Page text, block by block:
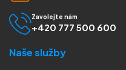
Zavolejte nám
+420 777 500 600
Naše služby